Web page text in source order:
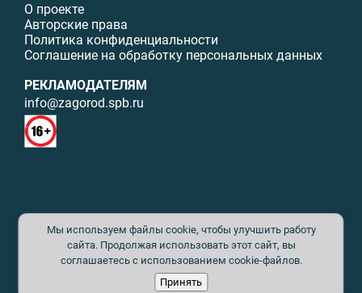
О проекте
Авторские права
Политика конфиденциальности
Соглашение на обработку персональных данных
РЕКЛАМОДАТЕЛЯМ
info@zagorod.spb.ru
© ИП Малыщева Б.Л. Все права защищены. Перепечатка материалов
данного сайта возможна только с письменного разрешения. При
цитировании ссылка на www.zagorod.spb.ru обязательна. Редакция не
несет ответственности за содержание рекламных материалов. Все
рекламируемые товары и услуги имеют необходимые сертификаты и
лицензии. Перепечатка любых материалов без письменного согласия
Мы используем файлы cookie, чтобы улучшить работу
сайта. Продолжая использовать этот сайт, вы
соглашаетесь с использованием cookie-файлов.
Принять